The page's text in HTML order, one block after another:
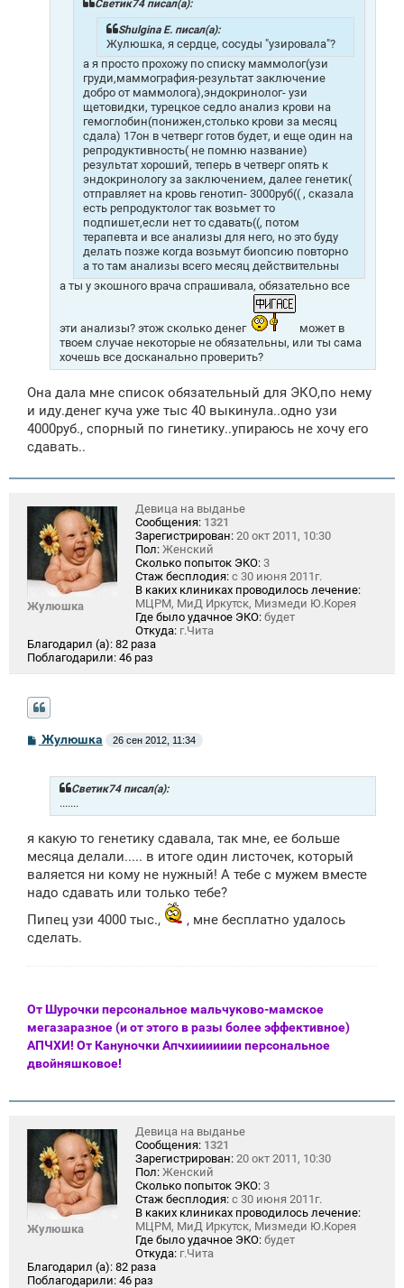
Светик74 писал(а):
Shulgina E. писал(а):
Жулюшка, я сердце, сосуды "узировала"?
а я просто прохожу по списку маммолог(узи
груди,маммография-результат заключение
добро от маммолога),эндокринолог- узи
щетовидки, турецкое седло анализ крови на
гемоглобин(понижен,столько крови за месяц
сдала) 17он в четверг готов будет, и еще один на
репродуктивность( не помню название)
результат хороший, теперь в четверг опять к
эндокринологу за заключением, далее генетик(
отправляет на кровь генотип- 3000руб(( , сказала
есть репродуктолог так возьмет то
подпишет,если нет то сдавать((, потом
терапевта и все анализы для него, но это буду
делать позже когда возьмут биопсию повторно
а то там анализы всего месяц действительны
а ты у экошного врача спрашивала, обязательно все
эти анализы? этож сколько денег
может в
твоем случае некоторые не обязательны, или ты сама
хочешь все досканально проверить?
Она дала мне список обязательный для ЭКО,по нему
и иду.денег куча уже тыс 40 выкинула..одно узи
4000руб., спорный по гинетику..упираюсь не хочу его
сдавать..
Жулюшка
Девица на выданье
Сообщения: 1321
Зарегистрирован: 20 окт 2011, 10:30
Пол: Женский
Сколько попыток ЭКО: 3
Стаж бесплодия: с 30 июня 2011г.
В каких клиниках проводилось лечение:
МЦРМ, МиД Иркутск, Мизмеди Ю.Корея
Где было удачное ЭКО: будет
Откуда: г.Чита
Благодарил (а): 82 раза
Поблагодарили: 46 раз
С
о
е
Жулюшка 26 сен 2012, 11:34
Светик74 писал(а):
.......
я какую то генетику сдавала, так мне, ее больше
месяца делали..... в итоге один листочек, который
валяется ни кому не нужный! А тебе с мужем вместе
надо сдавать или только тебе?
Пипец узи 4000 тыс.,
, мне бесплатно удалось
сделать.
От Шурочки персональное мальчуково-мамское
мегазаразное (и от этого в разы более эффективное)
АПЧХИ! От Кануночки Апчхиииииии персональное
двойняшковое!
Жулюшка
Девица на выданье
Сообщения: 1321
Зарегистрирован: 20 окт 2011, 10:30
Пол: Женский
Сколько попыток ЭКО: 3
Стаж бесплодия: с 30 июня 2011г.
В каких клиниках проводилось лечение:
МЦРМ, МиД Иркутск, Мизмеди Ю.Корея
Где было удачное ЭКО: будет
Откуда: г.Чита
Благодарил (а): 82 раза
Поблагодарили: 46 раз